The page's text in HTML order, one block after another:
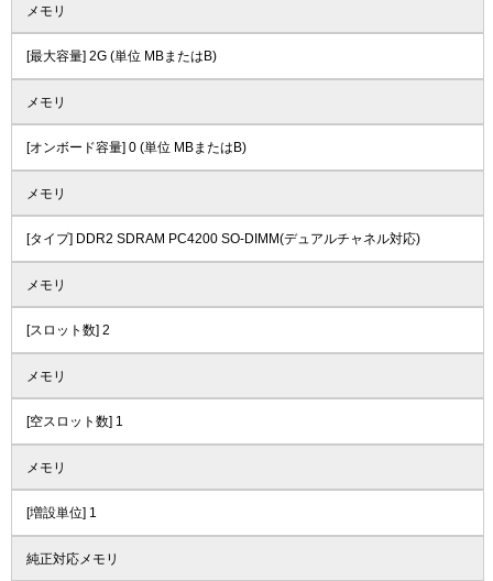
メモリ
[最大容量] 2G (単位 MBまたはB)
メモリ
[オンボード容量] 0 (単位 MBまたはB)
メモリ
[タイプ] DDR2 SDRAM PC4200 SO-DIMM(デュアルチャネル対応)
メモリ
[スロット数] 2
メモリ
[空スロット数] 1
メモリ
[増設単位] 1
純正対応メモリ